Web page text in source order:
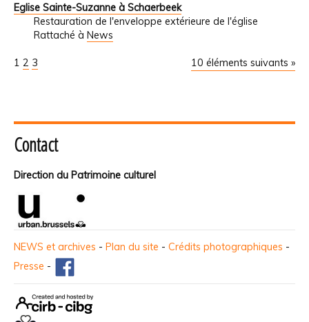
Eglise Sainte-Suzanne à Schaerbeek
Restauration de l'enveloppe extérieure de l'église
Rattaché à News
10 éléments suivants »
1 2 3
Contact
Direction du Patrimoine culturel
NEWS et archives - Plan du site - Crédits photographiques -
Presse -